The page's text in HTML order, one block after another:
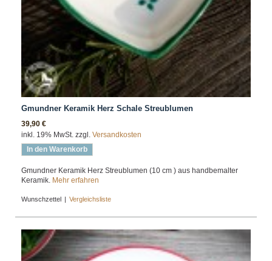
Gmundner Keramik Herz Schale Streublumen
39,90 €
inkl. 19% MwSt. zzgl. Versandkosten
In den Warenkorb
Gmundner Keramik Herz Streublumen (10 cm ) aus handbemalter
Keramik. Mehr erfahren
Wunschzettel | Vergleichsliste